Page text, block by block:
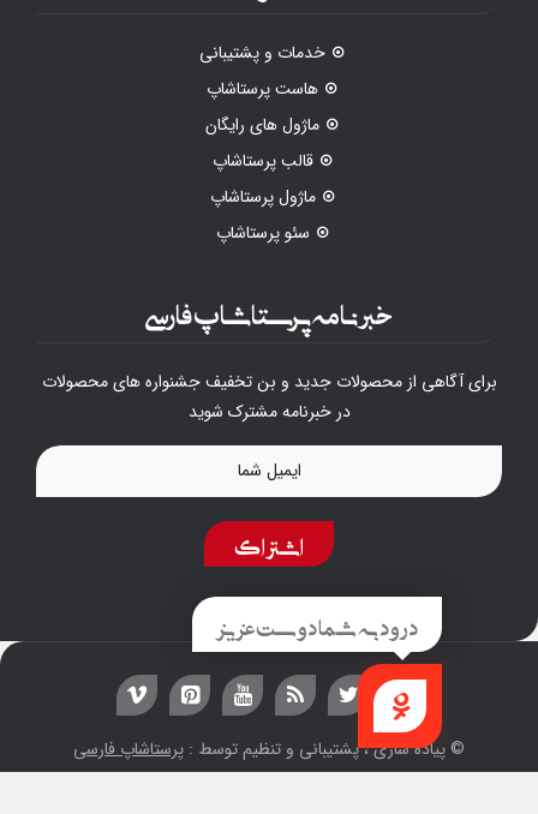
خدمات و پشتیبانی
هاست پرستاشاپ
ماژول های رایگان
قالب پرستاشاپ
ماژول پرستاشاپ
سئو پرستاشاپ
خبرنامه پرستاشاپ فارسی
برای آگاهی از محصولات جدید و بن تخفیف جشنواره های محصولات
در خبرنامه مشترک شوید
اشتراک
© پیاده سازی ، پشتیبانی و تنظیم توسط : پرستاشاپ فارسی
راهنما
درود به شما دوست عزیز